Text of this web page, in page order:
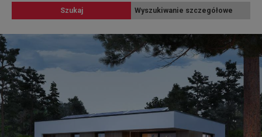
Szukaj Wyszukiwanie szczegółowe